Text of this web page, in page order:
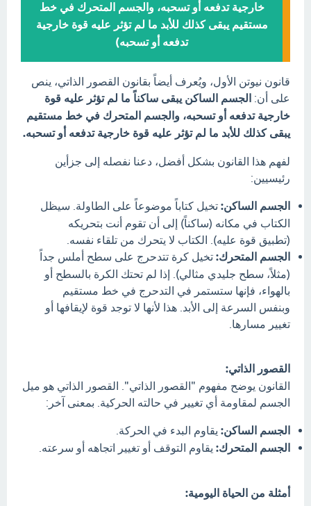
خارجية تدفعه أو تسحبه، والجسم المتحرك في خط
مستقيم يبقى كذلك للأبد ما لم تؤثر عليه قوة خارجية
تدفعه أو تسحبه)
قانون نيوتن الأول، ويُعرف أيضاً بقانون القصور الذاتي، ينص
على أن: الجسم الساكن يبقى ساكناً ما لم تؤثر عليه قوة
خارجية تدفعه أو تسحبه، والجسم المتحرك في خط مستقيم
يبقى كذلك للأبد ما لم تؤثر عليه قوة خارجية تدفعه أو تسحبه.
لفهم هذا القانون بشكل أفضل، دعنا نفصله إلى جزأين
رئيسيين:
الجسم الساكن: تخيل كتاباً موضوعاً على الطاولة. سيظل
الكتاب في مكانه (ساكناً) إلى أن تقوم أنت بتحريكه
(تطبيق قوة عليه). الكتاب لا يتحرك من تلقاء نفسه.
الجسم المتحرك: تخيل كرة تتدحرج على سطح أملس جداً
(مثلاً، سطح جليدي مثالي). إذا لم تحتك الكرة بالسطح أو
بالهواء، فإنها ستستمر في التدحرج في خط مستقيم
وبنفس السرعة إلى الأبد. هذا لأنها لا توجد قوة لإيقافها أو
تغيير مسارها.
القصور الذاتي:
القانون يوضح مفهوم "القصور الذاتي". القصور الذاتي هو ميل
الجسم لمقاومة أي تغيير في حالته الحركية. بمعنى آخر:
الجسم الساكن: يقاوم البدء في الحركة.
الجسم المتحرك: يقاوم التوقف أو تغيير اتجاهه أو سرعته.
أمثلة من الحياة اليومية: